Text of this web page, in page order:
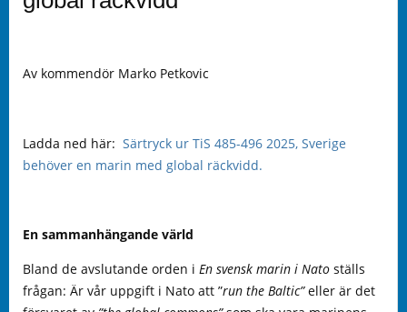
Av kommendör Marko Petkovic
Ladda ned här: Särtryck ur TiS 485-496 2025, Sverige
behöver en marin med global räckvidd.
En sammanhängande värld
Bland de avslutande orden i En svensk marin i Nato ställs
frågan: Är vår uppgift i Nato att ”run the Baltic”eller är det